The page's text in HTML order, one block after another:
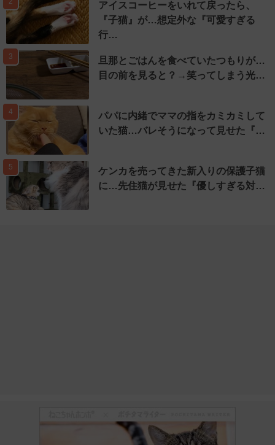
アイスコーヒーをいれて戻ったら、
『子猫』が…想定外な『可愛すぎる
行…
3
旦那とごはんを食べていたつもりが…
目の前を見ると？→笑ってしまう光…
4
パパに内緒でママの指をカミカミして
いた猫…バレそうになって見せた『…
5
ケンカを売ってきた新入りの保護子猫
に…先住猫が見せた『優しすぎる対…